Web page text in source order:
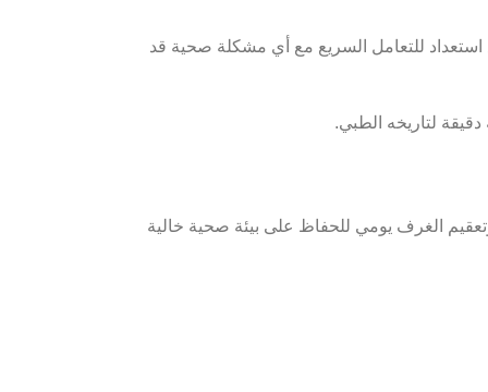
للتعامل السريع مع أي مشكلة صحية قد
لتاريخه الطبي.
الغرف يومي للحفاظ على بيئة صحية خالية